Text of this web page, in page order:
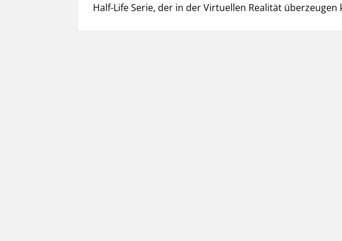
Half-Life Serie, der in der Virtuellen Realität überzeugen